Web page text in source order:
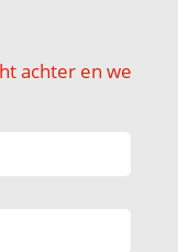
achter en we